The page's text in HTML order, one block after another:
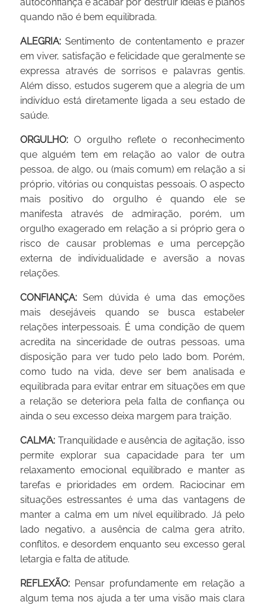
quando não é bem equilibrada.
ALEGRIA:Sentimento de contentamento e prazer
em viver, satisfação e felicidade que geralmente se
expressa através de sorrisos e palavras gentis.
Além disso, estudos sugerem que a alegria de um
indivíduo está diretamente ligada a seu estado de
saúde.
ORGULHO:O orgulho reflete o reconhecimento
que alguém tem em relação ao valor de outra
pessoa, de algo, ou (mais comum) em relação a si
próprio, vitórias ou conquistas pessoais. O aspecto
mais positivo do orgulho é quando ele se
manifesta através de admiração, porém, um
orgulho exagerado em relação a si próprio gera o
risco de causar problemas e uma percepção
externa de individualidade e aversão a novas
relações.
CONFIANÇA:Sem dúvida é uma das emoções
mais desejáveis quando se busca estabeler
relações interpessoais. É uma condição de quem
acredita na sinceridade de outras pessoas, uma
disposição para ver tudo pelo lado bom. Porém,
como tudo na vida, deve ser bem analisada e
equilibrada para evitar entrar em situações em que
a relação se deteriora pela falta de confiança ou
ainda o seu excesso deixa margem para traição.
CALMA:Tranquilidade e ausência de agitação, isso
permite explorar sua capacidade para ter um
relaxamento emocional equilibrado e manter as
tarefas e prioridades em ordem. Raciocinar em
situações estressantes é uma das vantagens de
manter a calma em um nível equilibrado. Já pelo
lado negativo, a ausência de calma gera atrito,
conflitos, e desordem enquanto seu excesso geral
letargia e falta de atitude.
REFLEXÃO:Pensar profundamente em relação a
algum tema nos ajuda a ter uma visão mais clara